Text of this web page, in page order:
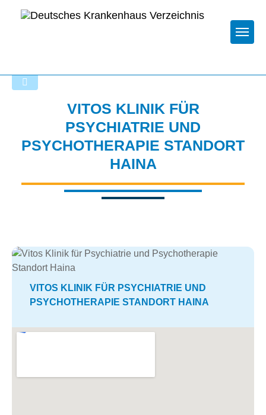
VITOS KLINIK FÜR
PSYCHIATRIE UND
PSYCHOTHERAPIE STANDORT
HAINA
VITOS KLINIK FÜR PSYCHIATRIE UND
PSYCHOTHERAPIE STANDORT HAINA